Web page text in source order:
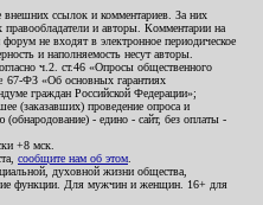
внешних ссылок и комментариев. За них
правообладатели и авторы. Комментарии на
не входят в электронное периодическое
и наполняемость несут авторы.
ч.2. ст.46 «Опросы общественного
67-ФЗ «Об основных гарантиях
граждан Российской Федерации»;
(заказавших) проведение опроса и
- едино - сайт, без оплаты -
+8 мск.
сообщите нам об этом
духовной жизни общества,
функции. Для мужчин и женщин. 16+ для